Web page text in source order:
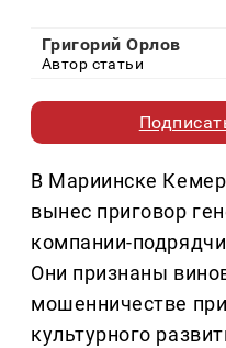
Григорий Орлов
Автор статьи
В Мариинске
вынес приговор
компании-
Они признаны
мошенничестве
культурного